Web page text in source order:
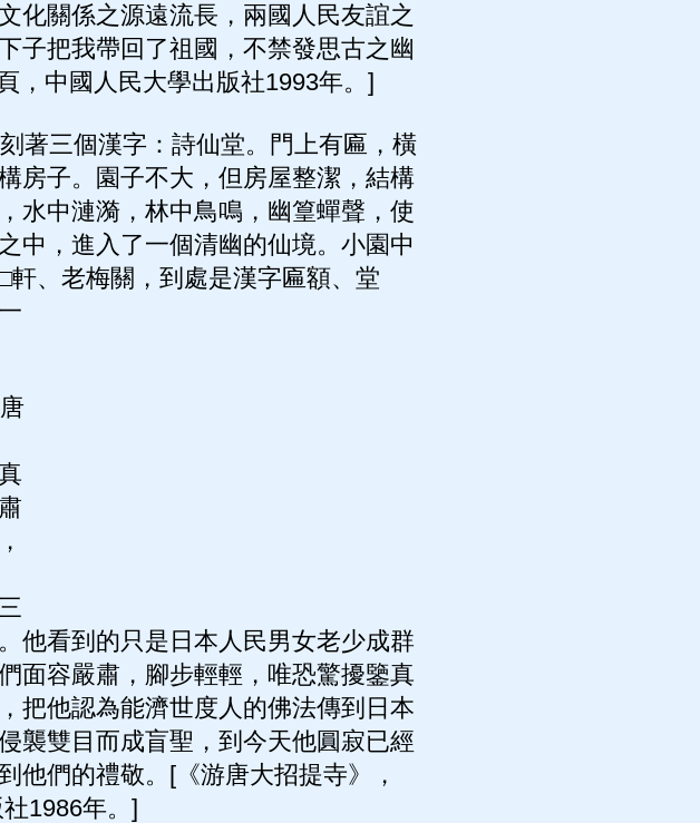
化關係之源遠流長，兩國人民友誼之
子把我帶回了祖國，不禁發思古之幽
，中國人民大學出版社1993年。]
著三個漢字：詩仙堂。門上有匾，橫
房子。園子不大，但房屋整潔，結構
水中漣漪，林中鳥鳴，幽篁蟬聲，使
中，進入了一個清幽的仙境。小園中
、老梅關，到處是漢字匾額、堂
他看到的只是日本人民男女老少成群
面容嚴肅，腳步輕輕，唯恐驚擾鑒真
把他認為能濟世度人的佛法傳到日本
襲雙目而成盲聖，到今天他圓寂已經
他們的禮敬。[《游唐大招提寺》，
1986年。]